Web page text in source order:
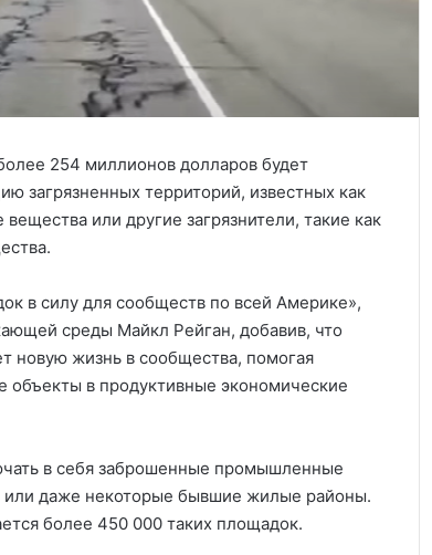
254 миллионов долларов будет
загрязненных территорий, известных как
или другие загрязнители, такие как
в силу для сообществ по всей Америке»,
среды Майкл Рейган, добавив, что
новую жизнь в сообщества, помогая
объекты в продуктивные экономические
в себя заброшенные промышленные
или даже некоторые бывшие жилые районы.
более 450 000 таких площадок.